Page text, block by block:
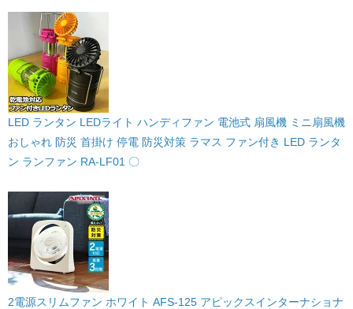
LED ランタン LEDライト ハンディファン 電池式 扇風機 ミニ扇風機
おしゃれ 防災 首掛け 停電 防災対策 ラマス ファン付き LED ランタ
ン ランファン RA-LF01 〇
2電源スリムファン ホワイト AFS-125 アピックスインターナショナ